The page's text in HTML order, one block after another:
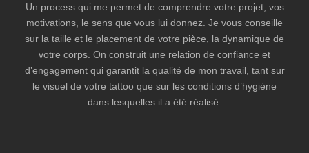
Un process qui me permet de comprendre votre projet, vos
motivations, le sens que vous lui donnez. Je vous conseille
sur la taille et le placement de votre pièce, la dynamique de
votre corps. On construit une relation de confiance et
d’engagement qui garantit la qualité de mon travail, tant sur
le visuel de votre tattoo que sur les conditions d’hygiène
dans lesquelles il a été réalisé.